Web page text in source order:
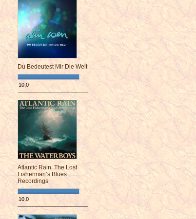
Du Bedeutest Mir Die Welt
10,0
¯¯¯¯¯¯¯¯¯¯¯¯¯¯¯¯¯¯¯¯¯¯¯¯
Atlantic Rain: The Lost
Fisherman’s Blues
Recordings
10,0
¯¯¯¯¯¯¯¯¯¯¯¯¯¯¯¯¯¯¯¯¯¯¯¯